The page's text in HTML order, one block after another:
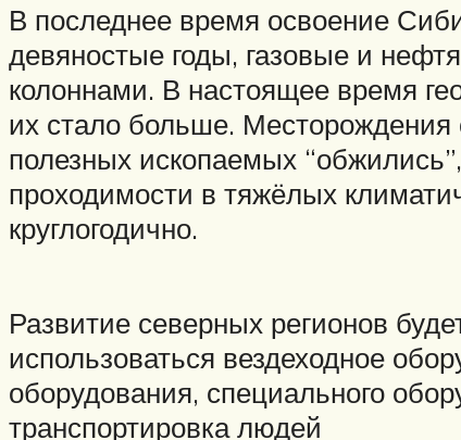
В последнее время освоение
девяностые годы, газовые и
колоннами. В настоящее время
их стало больше. Месторождения
полезных ископаемых
проходимости в тяжёлых
круглогодично.
Развитие северных регионов
использоваться вездеходное
оборудования, специального
транспортировка людей